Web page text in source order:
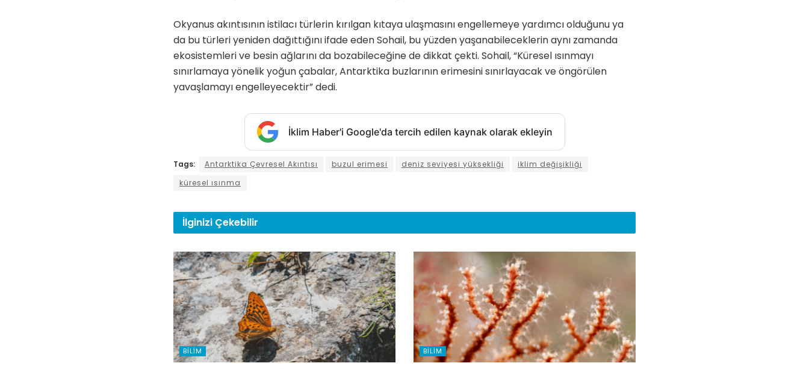
Okyanus akıntısının istilacı türlerin kırılgan kıtaya ulaşmasını engellemeye yardımcı olduğunu ya
da bu türleri yeniden dağıttığını ifade eden Sohail, bu yüzden yaşanabileceklerin aynı zamanda
ekosistemleri ve besin ağlarını da bozabileceğine de dikkat çekti. Sohail, “Küresel ısınmayı
sınırlamaya yönelik yoğun çabalar, Antarktika buzlarının erimesini sınırlayacak ve öngörülen
yavaşlamayı engelleyecektir” dedi.
İklim Haber'i Google'da tercih edilen kaynak olarak ekleyin
Tags: Antarktika Çevresel Akıntısı buzul erimesi deniz seviyesi yüksekliği
iklim değişikliği
küresel ısınma
İlginizi Çekebilir
BILIM BILIM